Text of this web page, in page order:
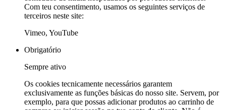
Com teu consentimento, usamos os seguintes serviços de
terceiros neste site:
Vimeo, YouTube
Obrigatório
Sempre ativo
Os cookies tecnicamente necessários garantem
exclusivamente as funções básicas do nosso site. Servem, por
exemplo, para que possas adicionar produtos ao carrinho de